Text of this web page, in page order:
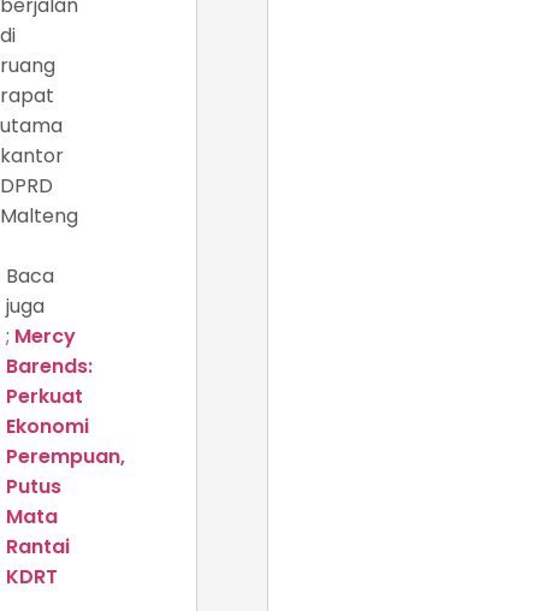
di
ruang
rapat
utama
kantor
DPRD
Malteng
Baca
juga
; Mercy
Barends:
Perkuat
Ekonomi
Perempuan,
Putus
Mata
Rantai
KDRT